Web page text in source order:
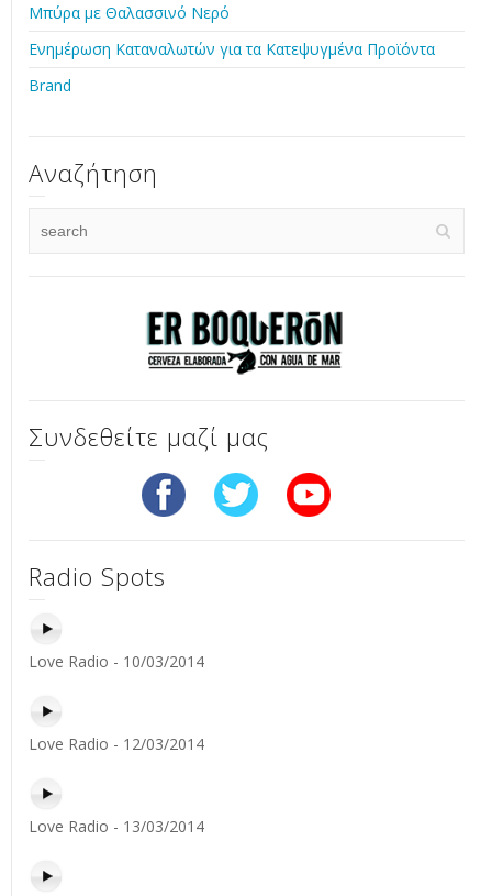
Μπύρα με Θαλασσινό Νερό
Ενημέρωση Καταναλωτών για τα Κατεψυγμένα Προϊόντα
Brand
Αναζήτηση
Συνδεθείτε μαζί μας
Radio Spots
Love Radio - 10/03/2014
Love Radio - 12/03/2014
Love Radio - 13/03/2014